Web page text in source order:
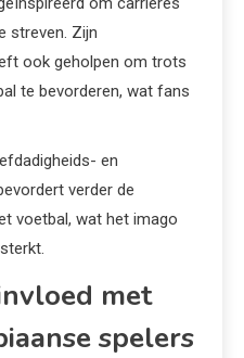
streven. Zijn
ook geholpen om trots
te bevorderen, wat fans
en
verder de
voetbal, wat het imago
met
spelers